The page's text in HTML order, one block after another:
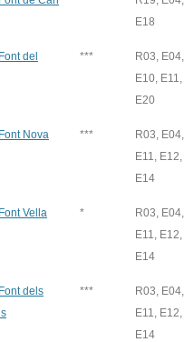
E18
del
***
R03, E04,
E10, E11,
E20
Nova ***
R03, E04,
E11, E12,
E14
Vella *
R03, E04,
E11, E12,
E14
dels
***
R03, E04,
E11, E12,
E14